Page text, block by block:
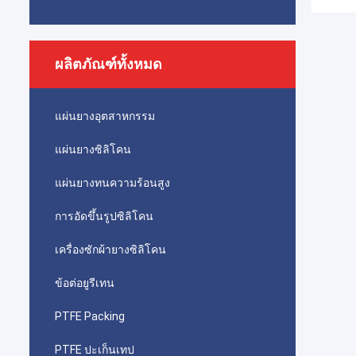
ผลิตภัณฑ์ทั้งหมด
แผ่นยางอุตสาหกรรม
แผ่นยางซิลิโคน
แผ่นยางทนความร้อนสูง
การอัดขึ้นรูปซิลิโคน
เครื่องซักผ้ายางซิลิโคน
ข้อต่อยูรีเทน
PTFE Packing
PTFE ปะเก็นเทป